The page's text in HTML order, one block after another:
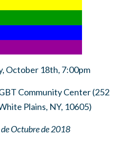
October 18th, 7:00pm
Community Center (252
Plains, NY, 10605)
Octubre de 2018